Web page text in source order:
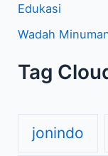
Edukasi
Wadah
Tag
jonindo